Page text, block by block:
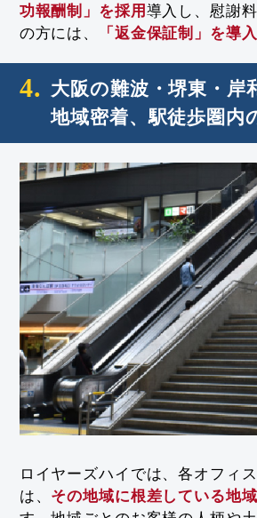
功報酬制」を採用 導入し、慰謝
の方には、
「返金保証制」を導入
4. 大阪の難波・堺東・岸
地域密着、駅徒歩圏内
ロイヤーズハイでは、各オフィ
は、 その地域に根差している地